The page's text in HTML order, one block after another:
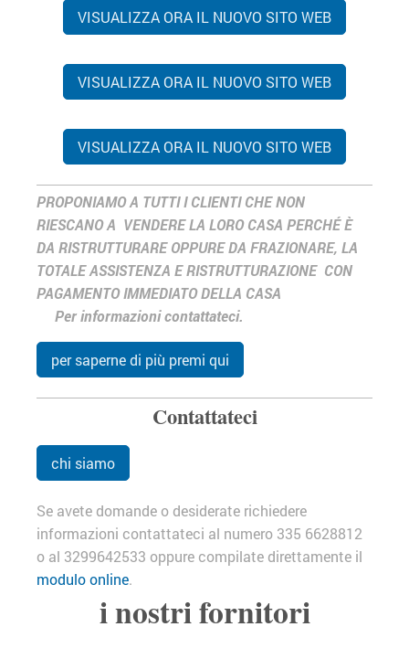
VISUALIZZA ORA IL NUOVO SITO WEB
VISUALIZZA ORA IL NUOVO SITO WEB
VISUALIZZA ORA IL NUOVO SITO WEB
PROPONIAMO A TUTTI I CLIENTI CHE NON
RIESCANO A VENDERE LA LORO CASA PERCHÉ È
DA RISTRUTTURARE OPPURE DA FRAZIONARE, LA
TOTALE ASSISTENZA E RISTRUTTURAZIONE CON
PAGAMENTO IMMEDIATO DELLA CASA
Per informazioni contattateci.
per saperne di più premi qui
Contattateci
chi siamo
Se avete domande o desiderate richiedere
informazioni contattateci al numero 335 6628812
o al 3299642533 oppure compilate direttamente il
modulo online.
i nostri fornitori